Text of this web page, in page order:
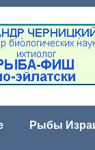
Рыбы